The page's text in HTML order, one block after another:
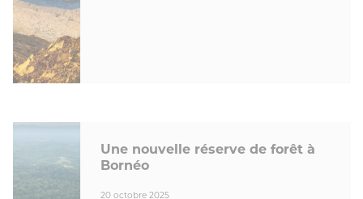
Une nouvelle réserve de forêt à
Bornéo
20 octobre 2025